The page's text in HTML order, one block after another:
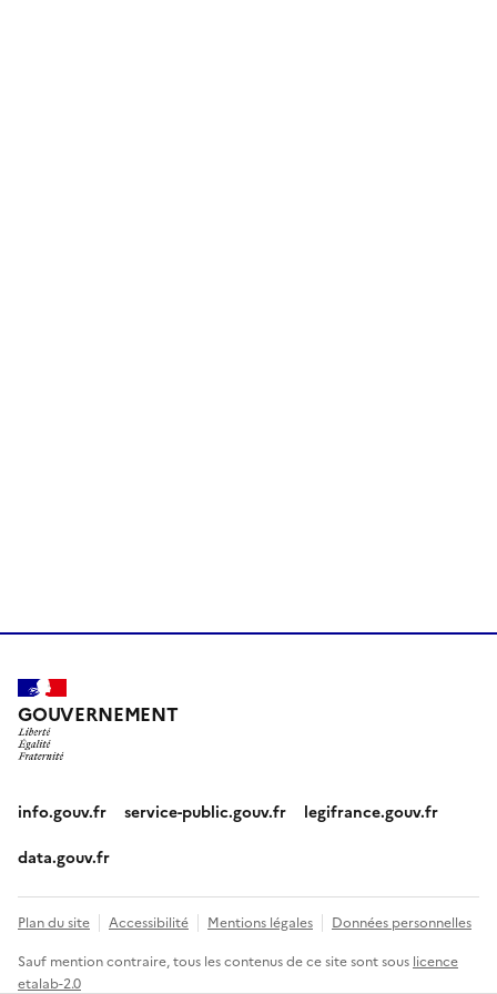
GOUVERNEMENT
info.gouv.fr service-public.gouv.fr legifrance.gouv.fr
data.gouv.fr
Plan du site Accessibilité Mentions légales Données personnelles
Sauf mention contraire, tous les contenus de ce site sont sous licence
etalab-2.0